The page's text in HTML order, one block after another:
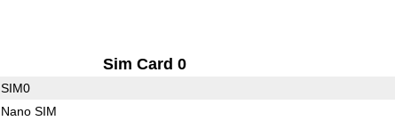
Sim Card 0
SIM0
Nano SIM